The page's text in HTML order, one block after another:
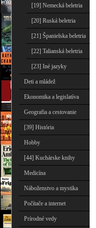
[19] Nemecká beletria
[20] Ruská beletria
[21] Španielska beletria
[22] Talianská beletria
[23] Iné jazyky
Deti a mládež
Ekonomika a legislatíva
Geografia a cestovanie
[39] História
Hobby
[44] Kuchárske knihy
Medicína
Náboženstvo a mystika
Počítače a internet
Prírodné vedy